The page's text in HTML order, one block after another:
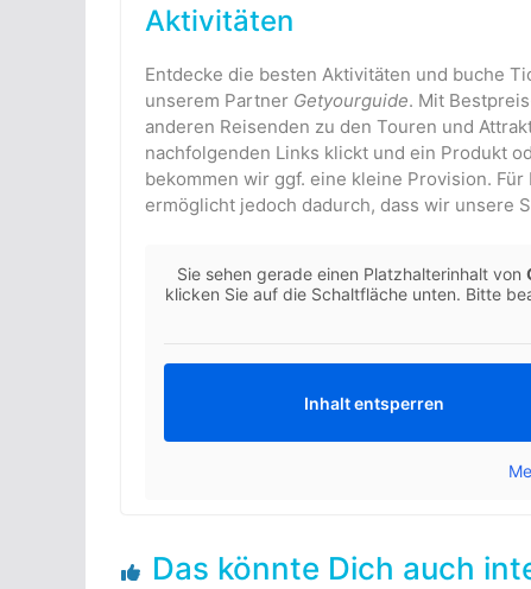
Aktivitäten
Entdecke die besten Aktivitäten und buche
unserem Partner Getyourguide. Mit
anderen Reisenden zu den Touren und
nachfolgenden Links klickt und ein Produkt
bekommen wir ggf. eine kleine Provision.
ermöglicht jedoch dadurch, dass wir unsere
Sie sehen gerade einen Platzhalterinhalt von
klicken Sie auf die Schaltfläche unten. Bitte
Inhalt entsperren
Das könnte Dich auch